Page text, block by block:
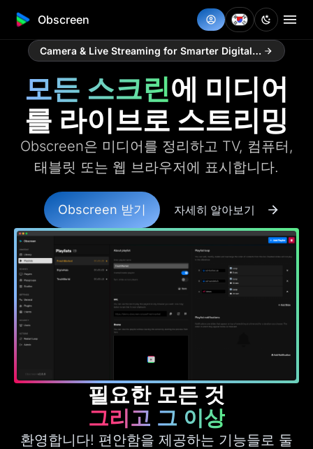
Obscreen
Camera & Live Streaming for Smarter Digital Signage
모든 스크린에 미디어
를 라이브로 스트리밍
Obscreen은 미디어를 정리하고 TV, 컴퓨터,
태블릿 또는 웹 브라우저에 표시합니다.
Obscreen 받기 자세히 알아보기
필요한 모든 것
그리고 그 이상
환영합니다! 편안함을 제공하는 기능들로 둘